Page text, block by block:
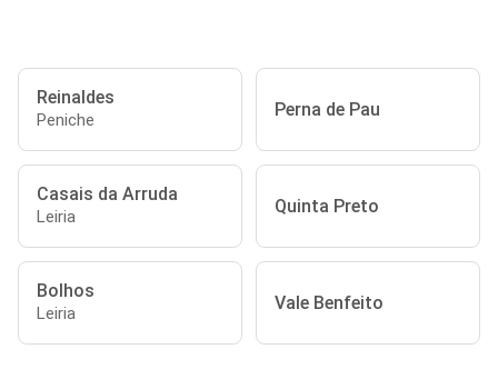
Reinaldes
Peniche Perna de Pau
Casais da Arruda
Leiria Quinta Preto
Bolhos
Leiria Vale Benfeito